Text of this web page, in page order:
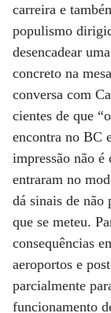
carreira e
populismo
desencadear
concreto na
conversa com
cientes de que
encontra no BC
impressão não
entraram no
dá sinais de não
que se meteu.
consequências
aeroportos e
parcialmente
funcionamento